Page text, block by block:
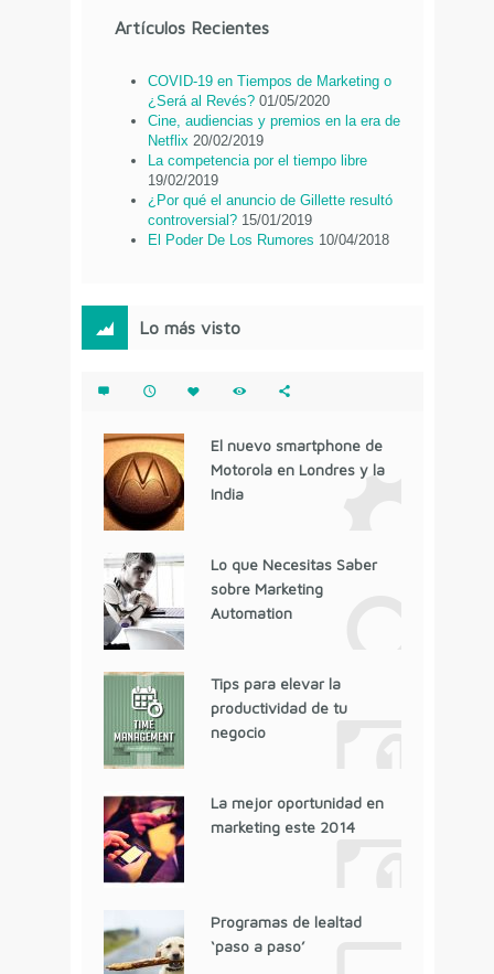
Artículos Recientes
COVID-19 en Tiempos de Marketing o
¿Será al Revés? 01/05/2020
Cine, audiencias y premios en la era de
Netflix 20/02/2019
La competencia por el tiempo libre
19/02/2019
¿Por qué el anuncio de Gillette resultó
controversial? 15/01/2019
El Poder De Los Rumores 10/04/2018
Lo más visto
El nuevo smartphone de
Motorola en Londres y la
India
Lo que Necesitas Saber
sobre Marketing
Automation
Tips para elevar la
productividad de tu
negocio
La mejor oportunidad en
marketing este 2014
Programas de lealtad
‘paso a paso’